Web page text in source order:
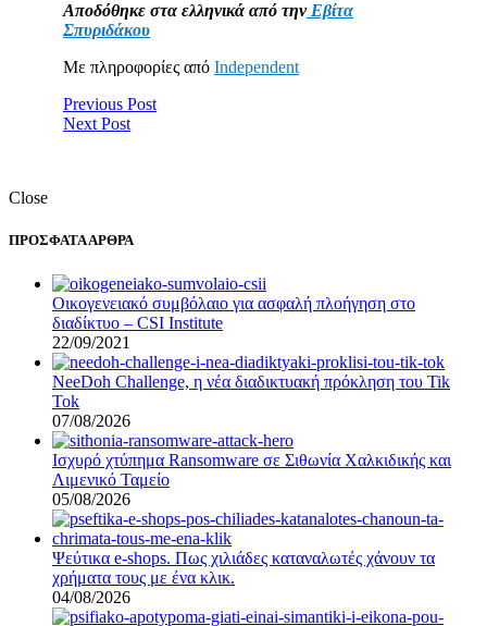
Aποδόθηκε στα ελληνικά από τηνΕβίτα
Σπυριδάκου
Με πληροφορίες από Ιndependent
Previous Post
Next Post
Close
ΠΡΟΣΦΑΤΑ ΑΡΘΡΑ
Οικογενειακό συμβόλαιο για ασφαλή πλοήγηση στο
διαδίκτυο – CSI Institute
22/09/2021
NeeDoh Challenge, η νέα διαδικτυακή πρόκληση του Tik
Tok
07/08/2026
Ισχυρό χτύπημα Ransomware σε Σιθωνία Χαλκιδικής και
Λιμενικό Ταμείο
05/08/2026
Ψεύτικα e-shops. Πως χιλιάδες καταναλωτές χάνουν τα
χρήματα τους με ένα κλικ.
04/08/2026